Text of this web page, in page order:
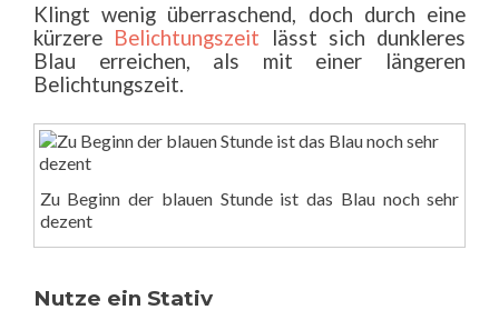
Klingt wenig überraschend, doch durch eine
kürzere Belichtungszeit lässt sich dunkleres
Blau erreichen, als mit einer längeren
Belichtungszeit.
Zu Beginn der blauen Stunde ist das Blau noch sehr
dezent
Nutze ein Stativ